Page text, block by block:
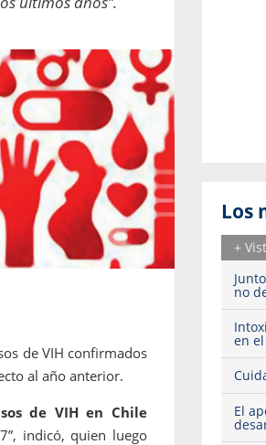
de VIH confirmados
al año anterior.
de VIH en Chile
indicó, quien luego
periodontales. Sin
Los
+
no
en
El